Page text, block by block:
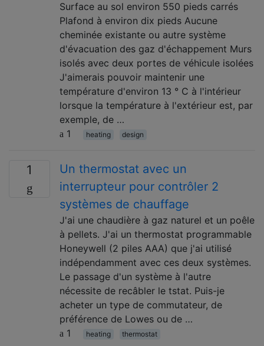
Surface au sol environ 550 pieds carrés
Plafond à environ dix pieds Aucune
cheminée existante ou autre système
d'évacuation des gaz d'échappement Murs
isolés avec deux portes de véhicule isolées
J'aimerais pouvoir maintenir une
température d'environ 13 ° C à l'intérieur
lorsque la température à l'extérieur est, par
exemple, de …
1
heating design
1
Un thermostat avec un
interrupteur pour contrôler 2
systèmes de chauffage
J'ai une chaudière à gaz naturel et un poêle
à pellets. J'ai un thermostat programmable
Honeywell (2 piles AAA) que j'ai utilisé
indépendamment avec ces deux systèmes.
Le passage d'un système à l'autre
nécessite de recâbler le tstat. Puis-je
acheter un type de commutateur, de
préférence de Lowes ou de …
1
heating thermostat